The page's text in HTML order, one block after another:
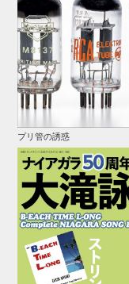
プリ管の誘惑